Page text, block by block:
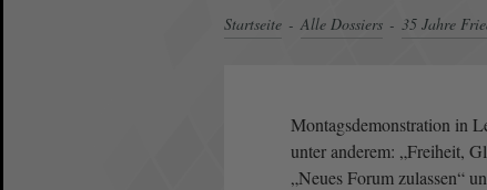
Startseite Alle Dossiers 35 Jahre
Montagsdemonstration in
unter anderem: „Freiheit,
„Neues Forum zulassen“